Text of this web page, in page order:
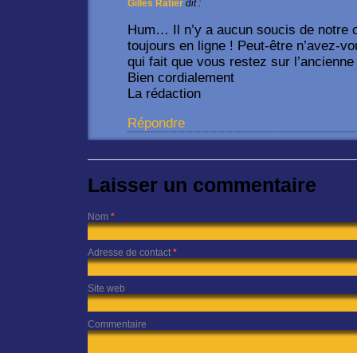
Gilles Ratier dit :
Hum… Il n’y a aucun soucis de notre
toujours en ligne ! Peut-être n’avez-
qui fait que vous restez sur
Bien cordialement
La rédaction
Répondre
Laisser un commentaire
Nom *
Adresse de contact *
Site web
Commentaire